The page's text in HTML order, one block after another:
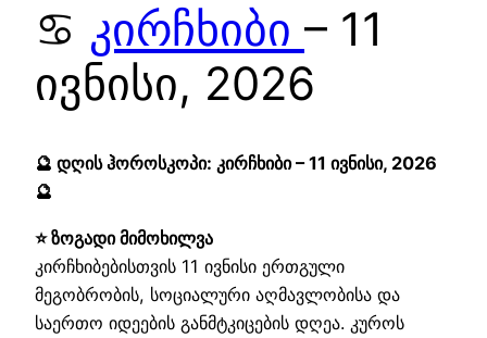
♋ კირჩხიბი – 11
ივნისი, 2026
🔮 დღის ჰოროსკოპი: კირჩხიბი – 11 ივნისი, 2026
🔮
⭐ ზოგადი მიმოხილვა
კირჩხიბებისთვის 11 ივნისი ერთგული
მეგობრობის, სოციალური აღმავლობისა და
საერთო იდეების განმტკიცების დღეა. კუროს